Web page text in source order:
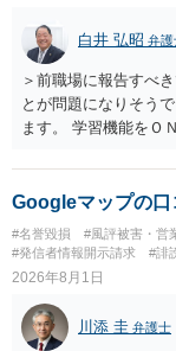
白井 弘昭 弁護
＞前職場に報告すべ
とが問題になりそう
ます。 学習機能をＯ
する可能性がありま
般論として抽象化さ
せんので、その情報
誉棄損として、個人
当たるとも思われま
をせずに書き込んだ
も）、相談者さんが
Googleマップの口
#名誉毀損 #風評被害・営
#発信者情報開示請求
#誹
2026年8月1日
川添 圭 弁護士